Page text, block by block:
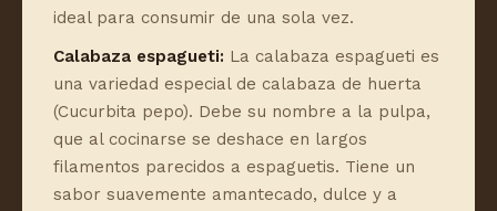
ideal para consumir de una sola vez.
Calabaza espagueti: La calabaza espagueti es
una variedad especial de calabaza de huerta
(Cucurbita pepo). Debe su nombre a la pulpa,
que al cocinarse se deshace en largos
filamentos parecidos a espaguetis. Tiene un
sabor suavemente amantecado, dulce y a